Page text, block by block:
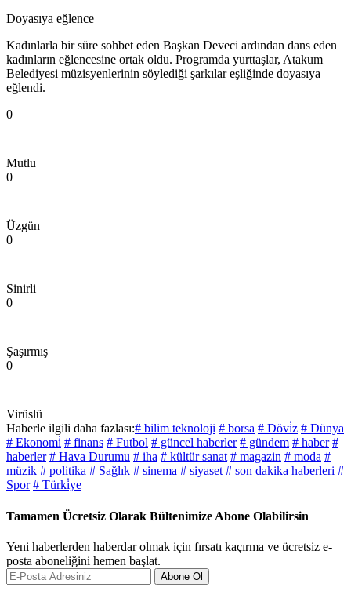
Doyasıya eğlence
Kadınlarla bir süre sohbet eden Başkan Deveci ardından dans eden
kadınların eğlencesine ortak oldu. Programda yurttaşlar, Atakum
Belediyesi müzisyenlerinin söylediği şarkılar eşliğinde doyasıya
eğlendi.
0
Mutlu
0
Üzgün
0
Sinirli
0
Şaşırmış
0
Virüslü
Haberle ilgili daha fazlası:# bilim teknoloji # borsa # Dövi̇z # Dünya
# Ekonomi̇ # finans # Futbol # güncel haberler # gündem # haber #
haberler # Hava Durumu # iha # kültür sanat # magazin # moda #
müzik # politika # Sağlık # sinema # siyaset # son dakika haberleri #
Spor # Türki̇ye
Tamamen Ücretsiz Olarak Bültenimize Abone Olabilirsin
Yeni haberlerden haberdar olmak için fırsatı kaçırma ve ücretsiz e-
posta aboneliğini hemen başlat.
Abone Ol